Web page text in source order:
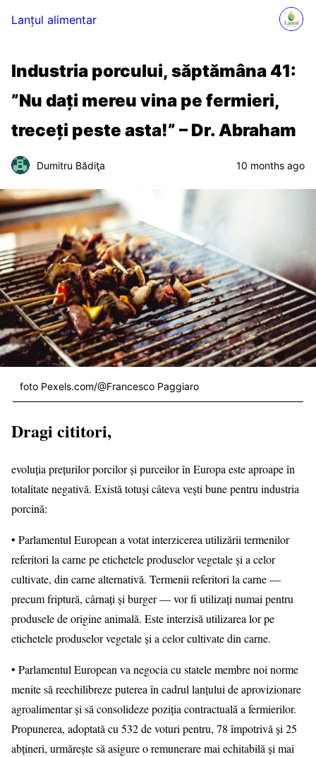
Lanțul alimentar
Industria porcului, săptămâna 41:
”Nu dați mereu vina pe fermieri,
treceți peste asta!” – Dr. Abraham
Dumitru Bădiţa 10 months ago
foto Pexels.com/@Francesco Paggiaro
Dragi cititori,
evoluția prețurilor porcilor și purceilor în Europa este aproape în
totalitate negativă. Există totuși câteva vești bune pentru industria
porcină:
• Parlamentul European a votat interzicerea utilizării termenilor
referitori la carne pe etichetele produselor vegetale și a celor
cultivate, din carne alternativă. Termenii referitori la carne —
precum friptură, cârnați și burger — vor fi utilizați numai pentru
produsele de origine animală. Este interzisă utilizarea lor pe
etichetele produselor vegetale și a celor cultivate din carne.
• Parlamentul European va negocia cu statele membre noi norme
menite să reechilibreze puterea în cadrul lanțului de aprovizionare
agroalimentar și să consolideze poziția contractuală a fermierilor.
Propunerea, adoptată cu 532 de voturi pentru, 78 împotrivă și 25
abțineri, urmărește să asigure o remunerare mai echitabilă și mai